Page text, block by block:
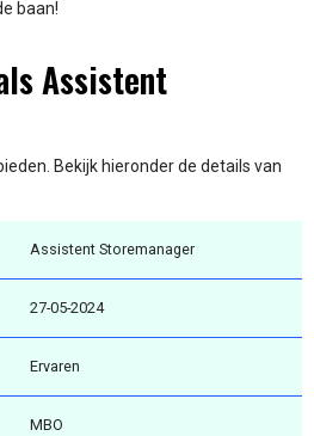
baan!
Assistent
Bekijk hieronder de details van
Assistent Storemanager
27-05-2024
Ervaren
MBO